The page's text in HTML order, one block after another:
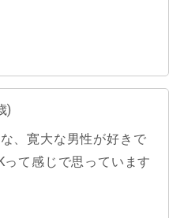
)
、寛大な男性が好きで
て感じで思っています